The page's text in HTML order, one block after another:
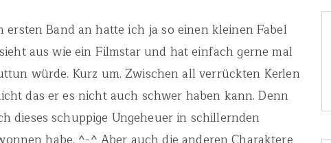
Band an hatte ich ja so einen kleinen Fabel
aus wie ein Filmstar und hat einfach gerne mal
würde. Kurz um. Zwischen all verrückten Kerlen
das er es nicht auch schwer haben kann. Denn
dieses schuppige Ungeheuer in schillernden